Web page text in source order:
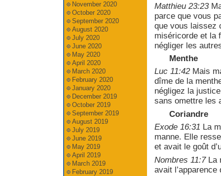
Matthieu 23:23
parce que vous
que vous laissez
miséricorde et la
négliger les
Menthe
Luc 11:42Mais
dîme de la
négligez la
sans omettre les
Coriandre
Exode 16:31 La
manne. Elle
et avait le goût
Nombres 11:7La
avait l’apparence
November 2020
October 2020
September 2020
August 2020
July 2020
June 2020
May 2020
April 2020
March 2020
February 2020
January 2020
December 2019
October 2019
September 2019
August 2019
July 2019
June 2019
May 2019
April 2019
March 2019
February 2019